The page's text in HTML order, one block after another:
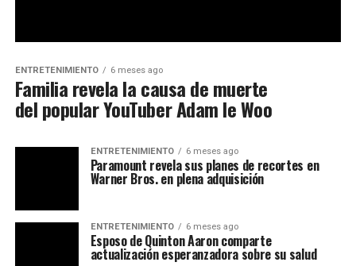
ENTRETENIMIENTO 6 meses ago
Familia revela la causa de muerte
del popular YouTuber Adam le Woo
ENTRETENIMIENTO 6 meses ago
Paramount revela sus planes de recortes en
Warner Bros. en plena adquisición
ENTRETENIMIENTO 6 meses ago
Esposo de Quinton Aaron comparte
actualización esperanzadora sobre su salud